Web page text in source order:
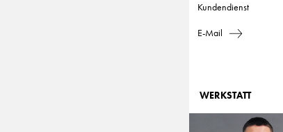
Kundendienst
E-Mail
WERKSTATT